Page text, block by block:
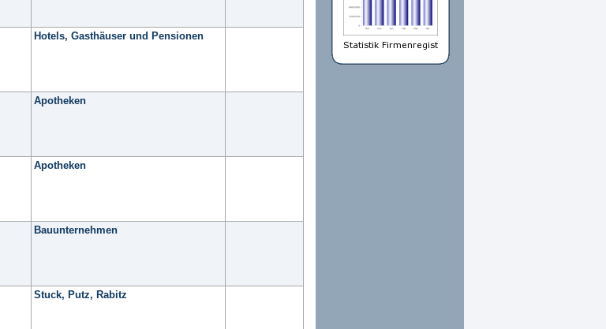
Hotels, Gasthäuser und Pensionen
Apotheken
Apotheken
Bauunternehmen
Stuck, Putz, Rabitz